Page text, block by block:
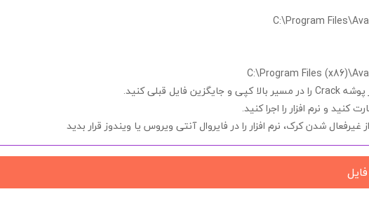
C:\Program Files
پوشهCrack را در مسیر بالا کپی و جایگزین فایل قبلی کنید.
کنید و نرم افزار را اجرا کنید.
غیرفعال شدنکرک، نرم افزار را در فایروال آنتی ویروس یا ویندوز قرار بدید